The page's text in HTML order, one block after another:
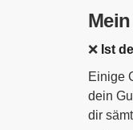
❌ Ist
Einige
dein
dir